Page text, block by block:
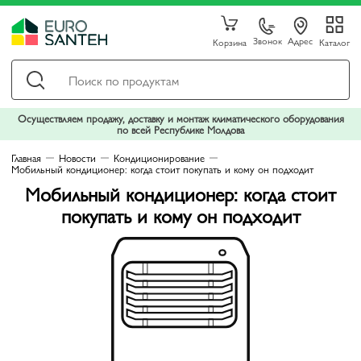
Корзина Звонок Адрес Каталог
Осуществляем продажу, доставку и монтаж климатического оборудования
по всей Республике Молдова
Главная
Новости Кондиционирование
Мобильный кондиционер: когда стоит покупать и кому он подходит
Мобильный кондиционер: когда стоит
покупать и кому он подходит